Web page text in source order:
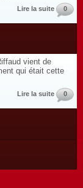
Lire la suite 0
vient de
qui était cette
Lire la suite 0